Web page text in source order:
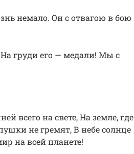
немало. Он с отвагою в бою
груди его — медали! Мы с
на свете, На земле, где
не гремят, В небе солнце
на всей планете!